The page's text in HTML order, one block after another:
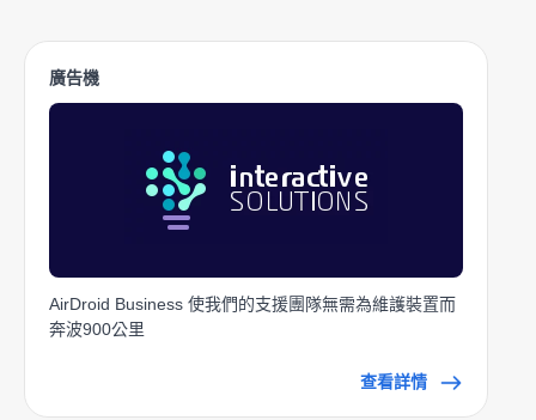
廣告機
AirDroid Business 使我們的支援團隊無需為維護裝置而
奔波900公里
查看詳情